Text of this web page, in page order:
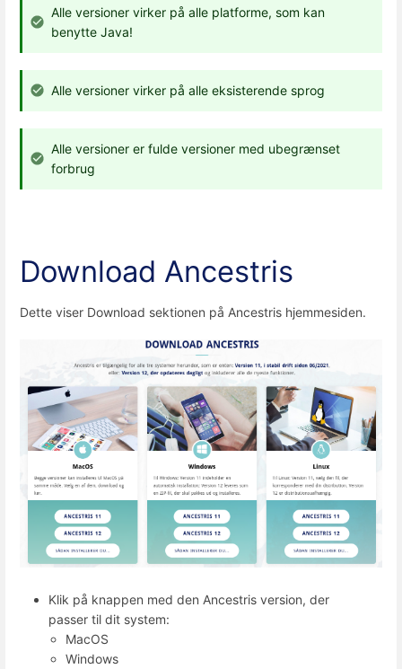
Alle versioner virker på alle platforme, som kan
benytte Java!
Alle versioner virker på alle eksisterende sprog
Alle versioner er fulde versioner med ubegrænset
forbrug
Download Ancestris
Dette viser Download sektionen på Ancestris hjemmesiden.
Klik på knappen med den Ancestris version, der
passer til dit system:
MacOS
Windows